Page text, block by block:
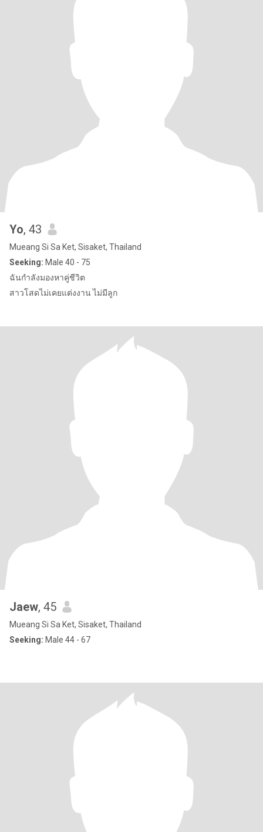
Yo, 43
Mueang Si Sa Ket, Sisaket, Thailand
Seeking: Male 40 - 75
ฉันกำลังมองหาคู่ชีวิต
สาวโสดไม่เคยแต่งงาน ไม่มีลูก
Jaew, 45
Mueang Si Sa Ket, Sisaket, Thailand
Seeking: Male 44 - 67